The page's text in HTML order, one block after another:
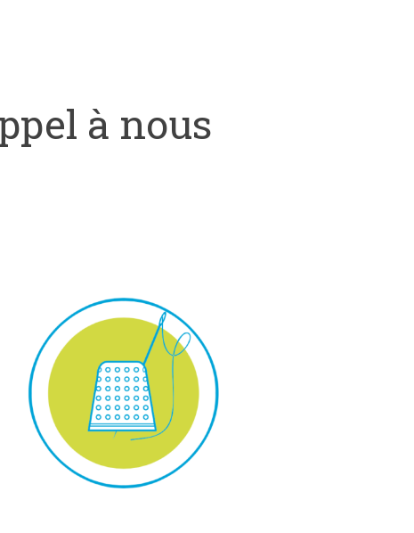
à nous